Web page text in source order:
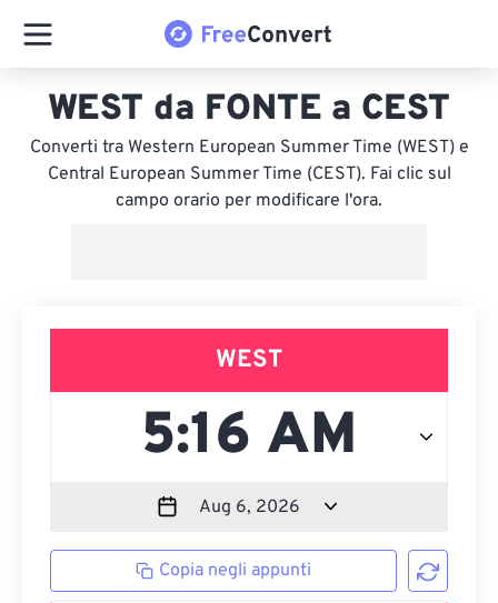
WEST da FONTE a CEST
Converti tra Western European Summer Time (WEST) e
Central European Summer Time (CEST). Fai clic sul
campo orario per modificare l'ora.
WEST
Copia negli appunti